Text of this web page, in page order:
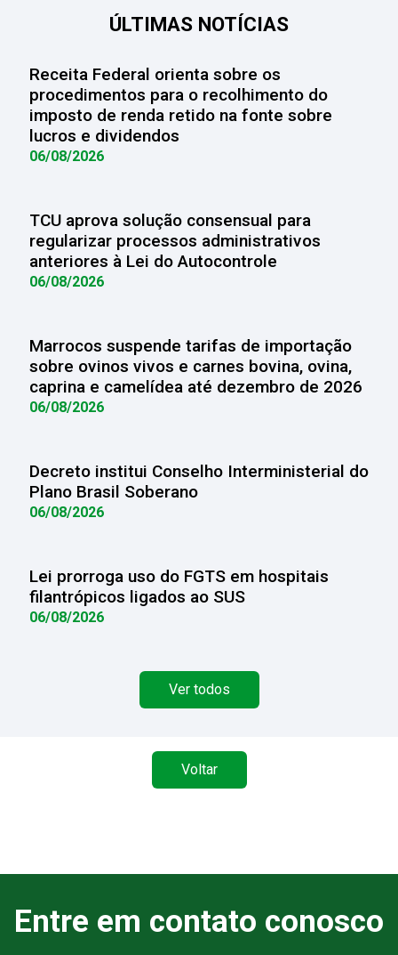
ÚLTIMAS NOTÍCIAS
Receita Federal orienta sobre os
procedimentos para o recolhimento do
imposto de renda retido na fonte sobre
lucros e dividendos
06/08/2026
TCU aprova solução consensual para
regularizar processos administrativos
anteriores à Lei do Autocontrole
06/08/2026
Marrocos suspende tarifas de importação
sobre ovinos vivos e carnes bovina, ovina,
caprina e camelídea até dezembro de 2026
06/08/2026
Decreto institui Conselho Interministerial do
Plano Brasil Soberano
06/08/2026
Lei prorroga uso do FGTS em hospitais
filantrópicos ligados ao SUS
06/08/2026
Ver todos
Voltar
Entre em contato conosco